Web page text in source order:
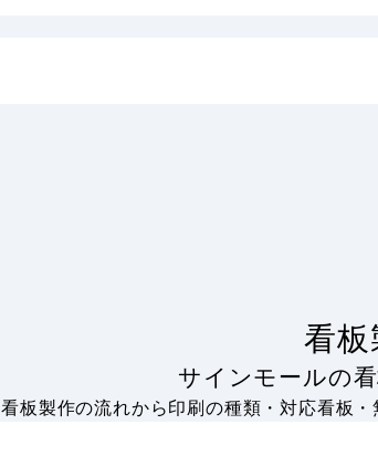
看
サインモールの
看板製作の流れから印刷の種類・対応看板